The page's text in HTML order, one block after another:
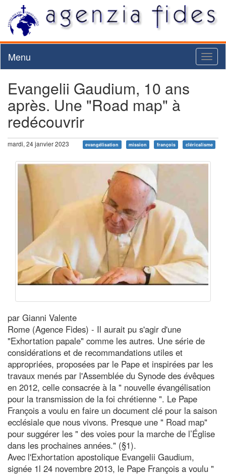
Menu
Evangelii Gaudium, 10 ans
après. Une "Road map" à
redécouvrir
mardi, 24 janvier 2023 evangélisation mission françois cléricalisme
par Gianni Valente
Rome (Agence Fides) - Il aurait pu s'agir d'une
"Exhortation papale" comme les autres. Une série de
considérations et de recommandations utiles et
appropriées, proposées par le Pape et inspirées par les
travaux menés par l'Assemblée du Synode des évêques
en 2012, celle consacrée à la " nouvelle évangélisation
pour la transmission de la foi chrétienne ". Le Pape
François a voulu en faire un document clé pour la saison
ecclésiale que nous vivons. Presque une " Road map"
pour suggérer les " des voies pour la marche de l’Église
dans les prochaines années." (§1).
Avec l'Exhortation apostolique Evangelii Gaudium,
signée 1l 24 novembre 2013, le Pape François a voulu "